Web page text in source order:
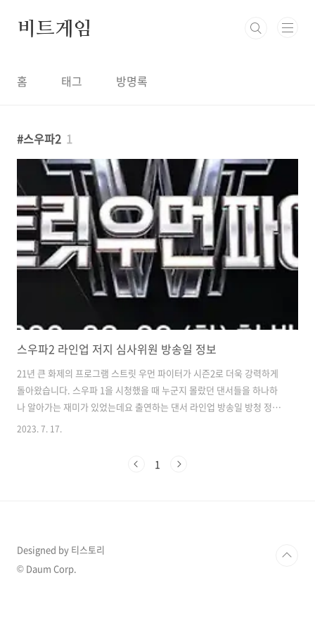
비트게임
홈 태그 방명록
스우파2 1
스우파2 라인업 저지 심사위원 방송일 정보
21년 큰 화제의 프로그램 스트릿 우먼 파이터가 시즌2로 더욱 강력하게
돌아왔습니다. 스우파 1을 시청했을 때 누군지 몰랐던 댄서들을 하나하
나 알아가는 재미가 있었는데요 출연하는 댄서 라인업 방송일 방청 정보
등을 알아보도록 하겠습니다! 스우파 2 공식 인스타 바로가기 목차 스트
다. 2023년 8월 15일에 종영하는 퀸덤 퍼즐의 후속작으로 스트릿 우먼
2023. 7. 17.
1
Designed by 티스토리
© Daum Corp.